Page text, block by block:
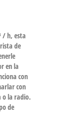
/ h, esta
de
en la
con
con
o la radio.
de